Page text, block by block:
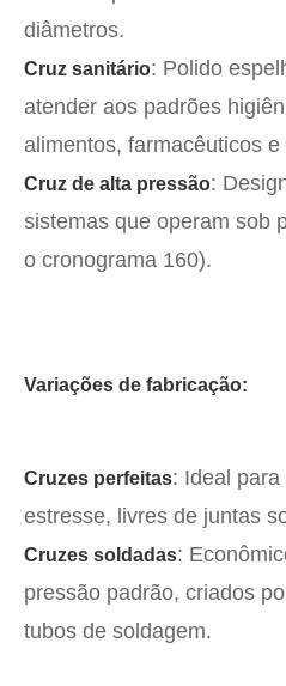
diâmetros.
Cruz sanitário: Polido
atender aos padrões
alimentos, farmacêuticos
Cruz de alta pressão:
sistemas que operam sob
o cronograma 160).
Variações de fabricação:
Cruzes perfeitas: Ideal
estresse, livres de juntas
Cruzes soldadas:
pressão padrão, criados
tubos de soldagem.